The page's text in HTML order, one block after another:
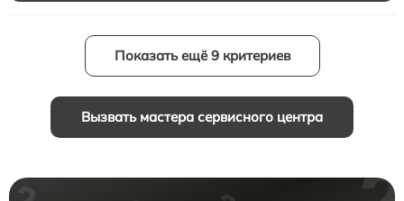
Показать ещё 9 критериев
Вызвать мастера сервисного центра